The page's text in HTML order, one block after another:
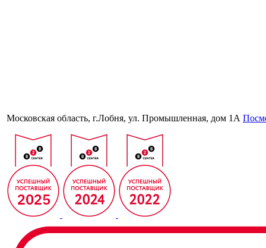
Московская область, г.Лобня, ул. Промышленная, дом 1А